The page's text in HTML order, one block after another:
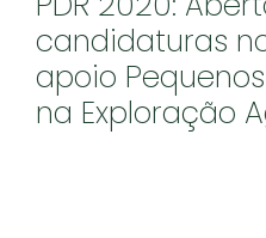
candidaturas
apoio
na Exploração